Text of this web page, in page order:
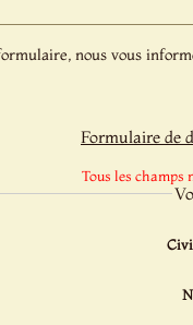
nous vous
Formulaire de
Tous les champs